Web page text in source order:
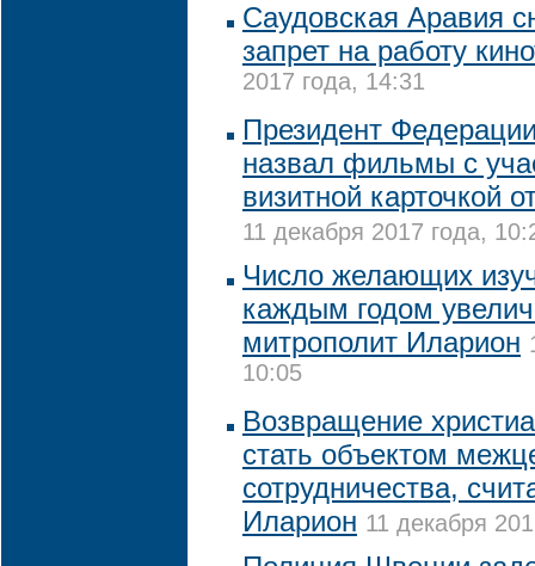
Саудовская Аравия
запрет на работу
2017 года, 14:31
Президент
назвал фильмы с
визитной карточкой
11 декабря 2017 года,
Число желающих
каждым годом
митрополит Иларион
10:05
Возвращение
стать объектом
сотрудничества,
Иларион 11 декабря